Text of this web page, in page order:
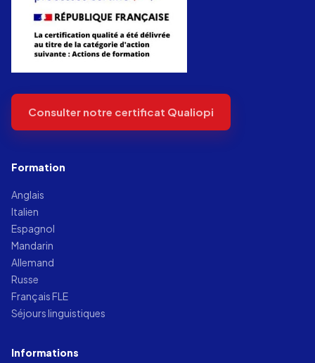
Consulter notre certificat Qualiopi
Formation
Anglais
Italien
Espagnol
Mandarin
Allemand
Russe
Français FLE
Séjours linguistiques
Informations